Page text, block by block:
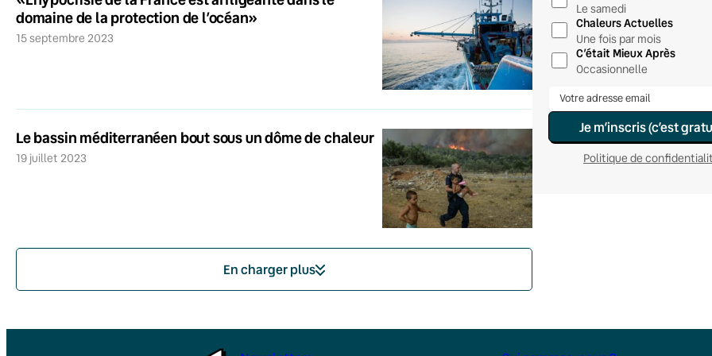
domaine de la protection de l’océan»
15 septembre 2023
Le bassin méditerranéen bout sous un dôme de chaleur
19 juillet 2023
En charger plus
Le samedi
Chaleurs Actuelles
Une fois par mois
C’était Mieux Après
Occasionnelle
Je m’inscris (c’est
Politique de